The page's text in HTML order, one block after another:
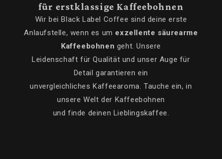
für erstklassige Kaffeebohnen
Wir bei Black Label Coffee sind deine erste
Anlaufstelle, wenn es um exzellente säurearme
Kaffeebohnen geht. Unsere
Leidenschaft für Qualität und unser Auge für
Detail garantieren ein
unvergleichliches Kaffeearoma. Tauche ein, in
unsere Welt der Kaffeebohnen
und finde deinen Lieblingskaffee.